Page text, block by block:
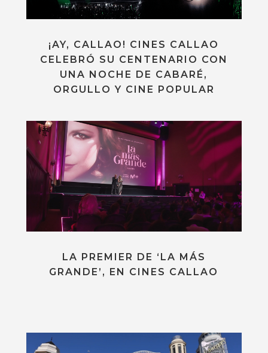
¡AY, CALLAO! CINES CALLAO
CELEBRÓ SU CENTENARIO CON
UNA NOCHE DE CABARÉ,
ORGULLO Y CINE POPULAR
LA PREMIER DE ‘LA MÁS
GRANDE’, EN CINES CALLAO